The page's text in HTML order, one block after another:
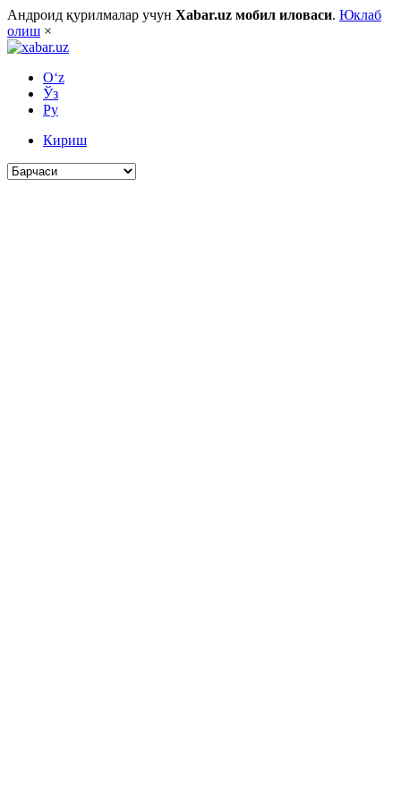
Андроид қурилмалар учун Xabar.uz мобил иловаси. Юклаб
олиш ×
O‘z
Ўз
Ру
Кириш